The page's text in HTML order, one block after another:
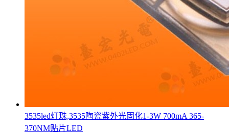
3535led灯珠,3535陶瓷紫外光固化1-3W 700mA 365-
370NM贴片LED